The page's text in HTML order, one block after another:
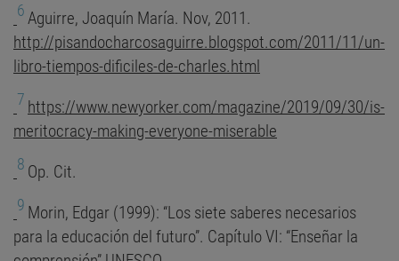
6Aguirre, Joaquín María. Nov, 2011.
http://pisandocharcosaguirre.blogspot.com/2011/11/un-
libro-tiempos-dificiles-de-charles.html
7 https://www.newyorker.com/magazine/2019/09/30/is-
meritocracy-making-everyone-miserable
8 Op. Cit.
9 Morin, Edgar (1999): “Los siete saberes necesarios
para la educación del futuro”. Capítulo VI: “Enseñar la